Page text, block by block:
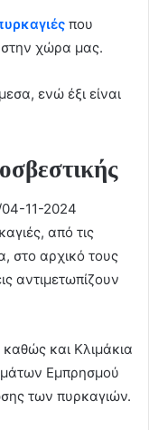
που
στην χώρα μας.
ενώ έξι είναι
11-2024
από τις
στο αρχικό τους
αντιμετωπίζουν
και Κλιμάκια
Εμπρησμού
των πυρκαγιών.